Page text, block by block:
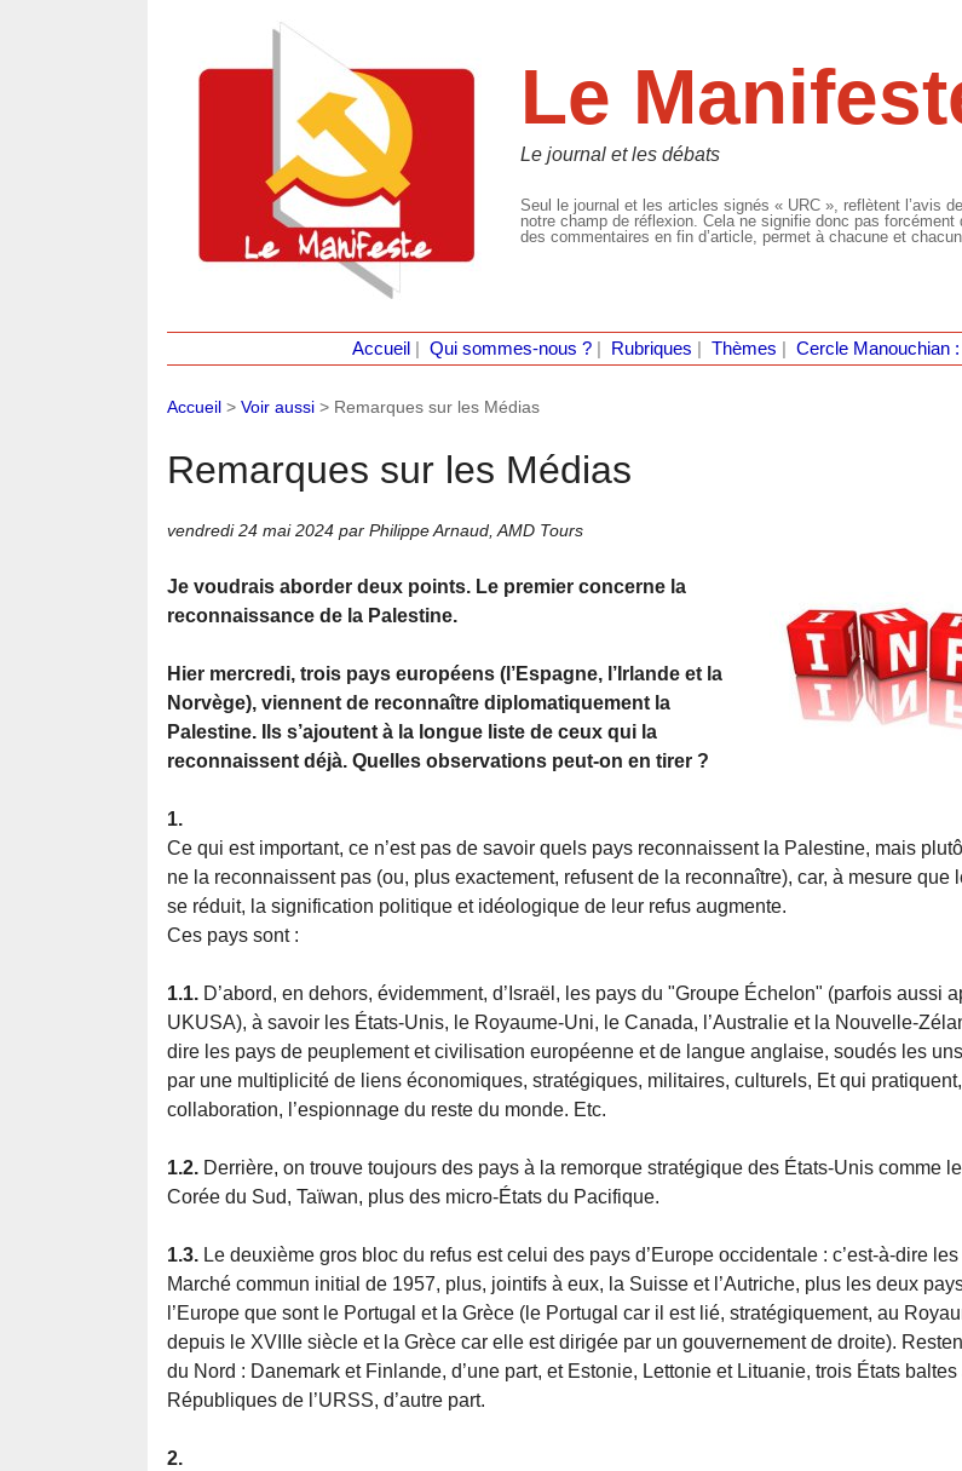
Le
Le journal et les débats
Seul le journal et les articles signés « URC », reflètent l’avis
notre champ de réflexion. Cela ne signifie donc pas
des commentaires en fin d’article, permet à chacune et
Accueil Qui sommes-nous ?| Rubriques Thèmes Cercle Manouchian
Accueil > Voir aussi > Remarques sur les Médias
Remarques sur les Médias
vendredi 24 mai 2024 par Philippe Arnaud, AMD Tours
Je voudrais aborder deux points. Le premier concerne la
reconnaissance de la Palestine.
Hier mercredi, trois pays européens (l’Espagne, l’Irlande et la
Norvège), viennent de reconnaître diplomatiquement la
Palestine. Ils s’ajoutent à la longue liste de ceux qui la
reconnaissent déjà. Quelles observations peut-on en tirer ?
1.
Ce qui est important, ce n’est pas de savoir quels pays reconnaissent la Palestine, mais
ne la reconnaissent pas (ou, plus exactement, refusent de la reconnaître), car, à mesure que
se réduit, la signification politique et idéologique de leur refus augmente.
Ces pays sont :
1.1. D’abord, en dehors, évidemment, d’Israël, les pays du "Groupe Échelon" (parfois aussi
UKUSA), à savoir les États-Unis, le Royaume-Uni, le Canada, l’Australie et la Nouvelle-
dire les pays de peuplement et civilisation européenne et de langue anglaise, soudés les
par une multiplicité de liens économiques, stratégiques, militaires, culturels, Et qui
collaboration, l’espionnage du reste du monde. Etc.
1.2. Derrière, on trouve toujours des pays à la remorque stratégique des États-Unis comme
Corée du Sud, Taïwan, plus des micro-États du Pacifique.
1.3. Le deuxième gros bloc du refus est celui des pays d’Europe occidentale : c’est-à-dire
Marché commun initial de 1957, plus, jointifs à eux, la Suisse et l’Autriche, plus les deux
l’Europe que sont le Portugal et la Grèce (le Portugal car il est lié, stratégiquement, au
depuis le XVIIIe siècle et la Grèce car elle est dirigée par un gouvernement de droite).
du Nord : Danemark et Finlande, d’une part, et Estonie, Lettonie et Lituanie, trois États
Républiques de l’URSS, d’autre part.
2.